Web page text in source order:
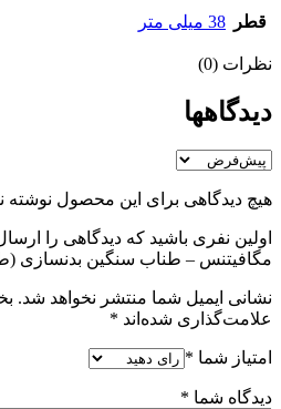
قطر 38 میلی متر
نظرات (0)
دیدگاهها
هیچ دیدگاهی برای این محصول
اولین نفری باشید که دیدگاهی را
مگافیتنس – طناب سنگین بدنسازی (طول ۹، ۱۲ و ۱۵
نشانی ایمیل شما منتشر نخواهد شد.
علامت‌گذاری شده‌اند *
امتیاز شما *
دیدگاه شما *